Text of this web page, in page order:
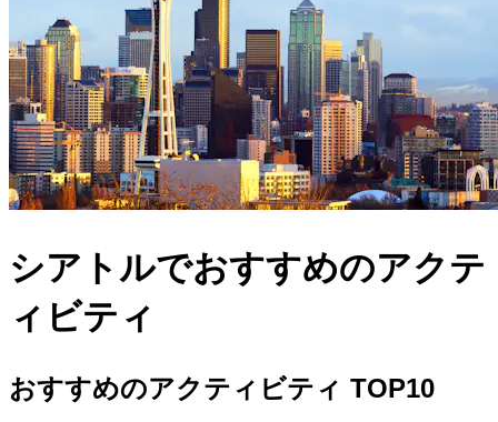
シアトルでおすすめのアクテ
ィビティ
おすすめのアクティビティ TOP10